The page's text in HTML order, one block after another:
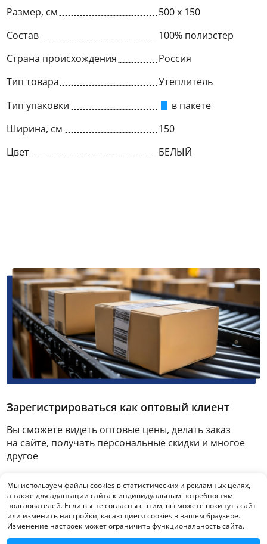
Размер, см
500 х 150
Состав
100% полиэстер
Страна происхождения
Россия
Тип товара
Утеплитель
Тип упаковки
в пакете
Ширина, см
150
Цвет
БЕЛЫЙ
Зарегистрироваться как оптовый клиент
Вы сможете видеть оптовые цены, делать заказ
на сайте, получать персональные скидки и многое
другое
Зарегистрироваться
Мы используем файлы cookies в статистических и рекламных целях,
а также для адаптации сайта к индивидуальным потребностям
пользователей. Если вы не согласны с этим, вы можете покинуть сайт
или изменить настройки, касающиеся cookies в вашем браузере.
Изменение настроек может ограничить функциональность сайта.